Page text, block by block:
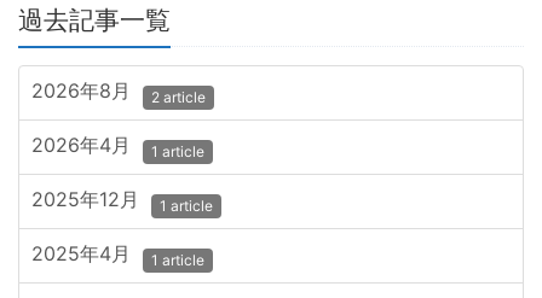
過去記事一覧
2026年8月 2 article
2026年4月 1 article
2025年12月 1 article
2025年4月 1 article